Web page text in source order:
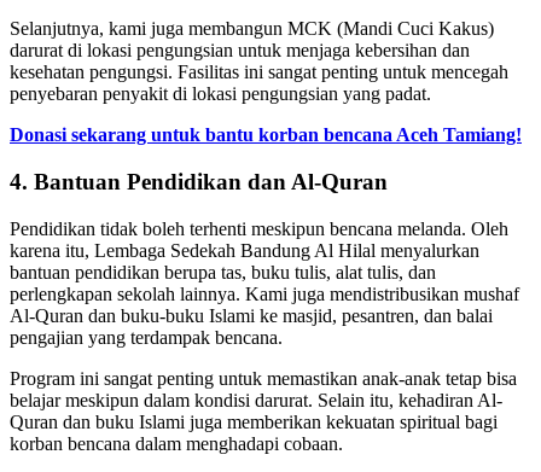
Selanjutnya, kami juga membangun MCK (Mandi Cuci Kakus)
darurat di lokasi pengungsian untuk menjaga kebersihan dan
kesehatan pengungsi. Fasilitas ini sangat penting untuk mencegah
penyebaran penyakit di lokasi pengungsian yang padat.
Donasi sekarang untuk bantu korban bencana Aceh Tamiang!
4. Bantuan Pendidikan dan Al-Quran
Pendidikan tidak boleh terhenti meskipun bencana melanda. Oleh
karena itu, Lembaga Sedekah Bandung Al Hilal menyalurkan
bantuan pendidikan berupa tas, buku tulis, alat tulis, dan
perlengkapan sekolah lainnya. Kami juga mendistribusikan mushaf
Al-Quran dan buku-buku Islami ke masjid, pesantren, dan balai
pengajian yang terdampak bencana.
Program ini sangat penting untuk memastikan anak-anak tetap bisa
belajar meskipun dalam kondisi darurat. Selain itu, kehadiran Al-
Quran dan buku Islami juga memberikan kekuatan spiritual bagi
korban bencana dalam menghadapi cobaan.